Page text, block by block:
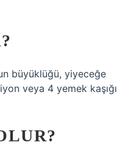
büyüklüğü, yiyeceğe
veya 4 yemek kaşığı